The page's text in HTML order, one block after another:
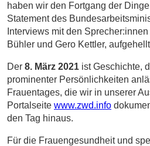
haben wir den Fortgang der
Statement des
Interviews mit den
Bühler und Gero Kettler,
Der 8. März 2021 ist Geschichte,
prominenter Persönlichkeiten
Frauentages, die wir in unserer
Portalseite www.zwd.info
den Tag hinaus.
Für die Frauengesundheit und